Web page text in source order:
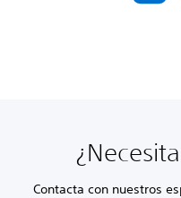
Contacta con nuestros